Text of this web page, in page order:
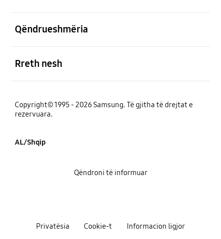
Qëndrueshmëria
Rreth nesh
Copyright© 1995 - 2026 Samsung. Të gjitha të drejtat e
rezervuara.
AL/Shqip
Privatësia Cookie-t Informacion ligjor
Qëndroni të informuar